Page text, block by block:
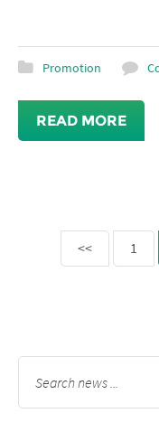
Promotion
READ MORE
<< 1